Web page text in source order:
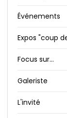
Événements
Expos "coup
Focus sur…
Galeriste
L'invité